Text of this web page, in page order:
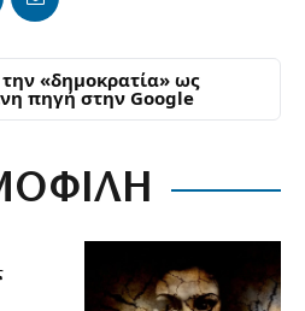
«δημοκρατία» ως
πηγή στην Google